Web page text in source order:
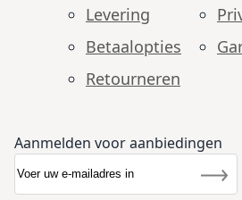
Levering
Betaalopties
Retourneren
Aanmelden voor aanbiedingen
Nieuwsbrief